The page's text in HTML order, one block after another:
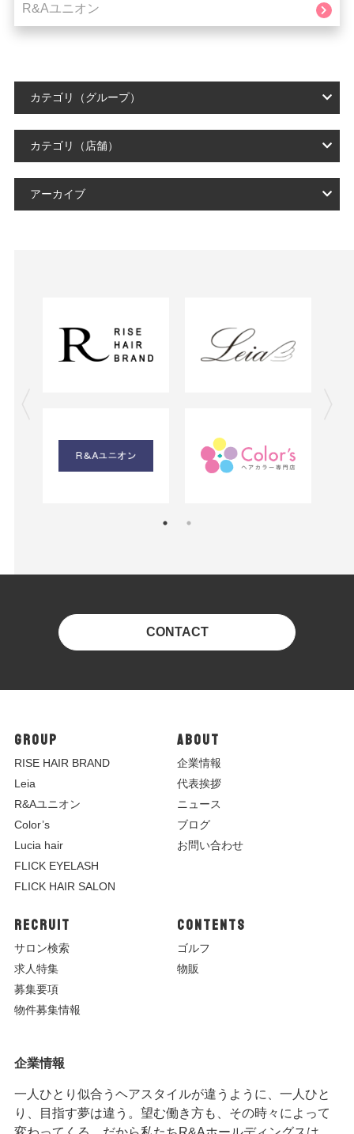
R&Aユニオン
カテゴリ（グループ）
カテゴリ（店舗）
アーカイブ
CONTACT
GROUP
RISE HAIR BRAND
Leia
R&Aユニオン
Color’s
Lucia hair
FLICK EYELASH
FLICK HAIR SALON
ABOUT
企業情報
代表挨拶
ニュース
ブログ
お問い合わせ
RECRUIT
サロン検索
求人特集
募集要項
物件募集情報
CONTENTS
ゴルフ
物販
企業情報
一人ひとり似合うヘアスタイルが違うように、一人ひと
り、目指す夢は違う。望む働き方も、その時々によって